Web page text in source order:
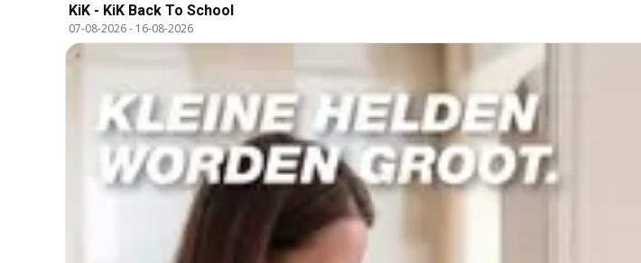
KiK - KiK Back To School
07-08-2026- 16-08-2026